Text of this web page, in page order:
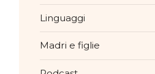
Linguaggi
Madri e figlie